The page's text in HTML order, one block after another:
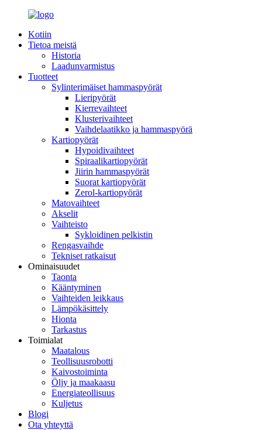
Kotiin
Tietoa meistä
Historia
Laadunvarmistus
Tuotteet
Sylinterimäiset hammaspyörät
Lieripyörät
Kierrevaihteet
Klusterivaihteet
Vaihdelaatikko ja hammaspyörä
Kartiopyörät
Hypoidivaihteet
Spiraalikartiopyörät
Jiirin hammaspyörät
Suorat kartiopyörät
Zerol-kartiopyörät
Matovaihteet
Akselit
Vaihteisto
Sykloidinen pelkistin
Rengasvaihde
Tekniset ratkaisut
Ominaisuudet
Taonta
Kääntyminen
Vaihteiden leikkaus
Lämpökäsittely
Hionta
Tarkastus
Toimialat
Maatalous
Teollisuusrobotti
Kaivostoiminta
Öljy ja maakaasu
Energiateollisuus
Kuljetus
Blogi
Ota yhteyttä